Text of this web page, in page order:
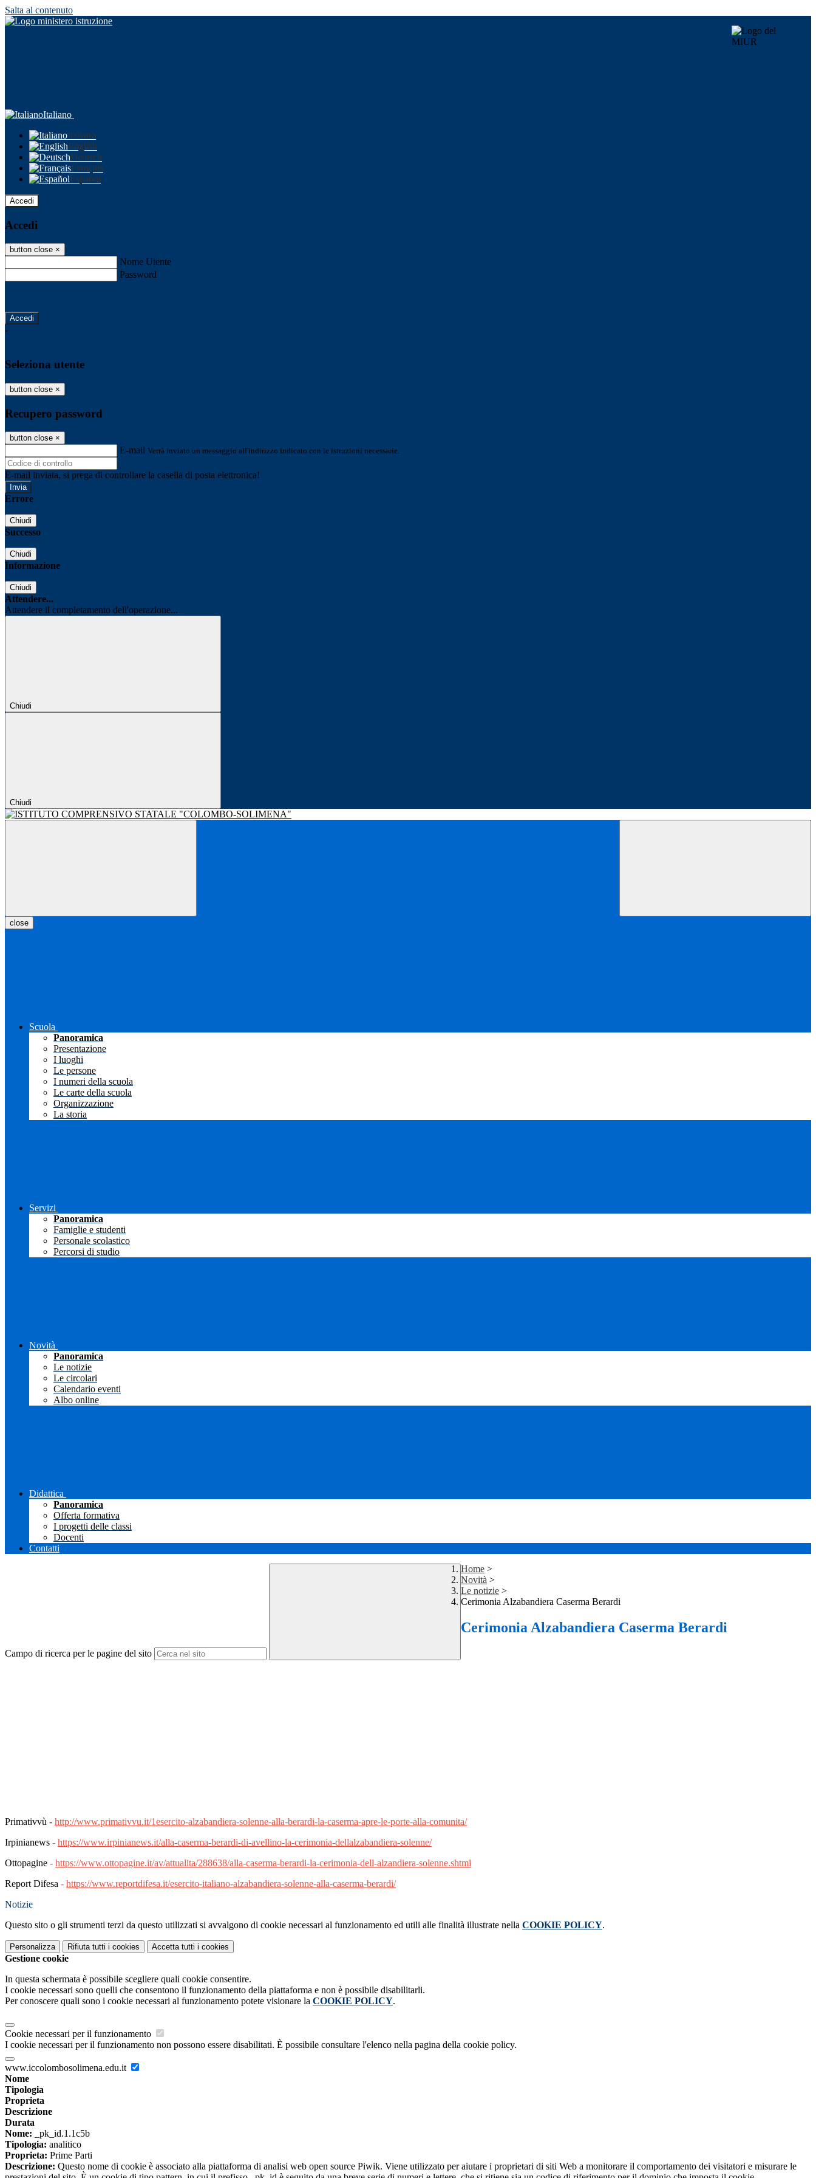
Salta al contenuto
Italiano
Italiano
English
Deutsch
Français
Español
Accedi
Accedi
button close ×
Nome Utente
Password
-
Seleziona utente
button close ×
Recupero password
button close ×
E-mail Verrà inviato un messaggio all'indirizzo indicato con le istruzioni necessarie.
E-mail inviata, si prega di controllare la casella di posta elettronica!
Errore
Chiudi
Successo
Chiudi
Informazione
Chiudi
Attendere...
Attendere il completamento dell'operazione...
Chiudi
Chiudi
close
Scuola
Panoramica
Presentazione
I luoghi
Le persone
I numeri della scuola
Le carte della scuola
Organizzazione
La storia
Servizi
Panoramica
Famiglie e studenti
Personale scolastico
Percorsi di studio
Novità
Panoramica
Le notizie
Le circolari
Calendario eventi
Albo online
Didattica
Panoramica
Offerta formativa
I progetti delle classi
Docenti
Contatti
Campo di ricerca per le pagine del sito
Home >
Novità >
Le notizie >
Cerimonia Alzabandiera Caserma Berardi
Cerimonia Alzabandiera Caserma Berardi
Primativvù - http://www.primativvu.it/1esercito-alzabandiera-solenne-alla-berardi-la-caserma-apre-le-porte-alla-comunita/
Irpinianews - https://www.irpinianews.it/alla-caserma-berardi-di-avellino-la-cerimonia-dellalzabandiera-solenne/
Ottopagine - https://www.ottopagine.it/av/attualita/288638/alla-caserma-berardi-la-cerimonia-dell-alzandiera-solenne.shtml
Report Difesa - https://www.reportdifesa.it/esercito-italiano-alzabandiera-solenne-alla-caserma-berardi/
Notizie
Questo sito o gli strumenti terzi da questo utilizzati si avvalgono di cookie necessari al funzionamento ed utili alle finalità illustrate nella COOKIE POLICY.
Personalizza Rifiuta tutti i cookies Accetta tutti i cookies
Gestione cookie
In questa schermata è possibile scegliere quali cookie consentire.
I cookie necessari sono quelli che consentono il funzionamento della piattaforma e non è possibile disabilitarli.
Per conoscere quali sono i cookie necessari al funzionamento potete visionare la COOKIE POLICY.
Cookie necessari per il funzionamento
I cookie necessari per il funzionamento non possono essere disabilitati. È possibile consultare l'elenco nella pagina della cookie policy.
www.iccolombosolimena.edu.it
Nome
Tipologia
Proprieta
Descrizione
Durata
Nome: _pk_id.1.1c5b
Tipologia: analitico
Proprieta: Prime Parti
Descrizione: Questo nome di cookie è associato alla piattaforma di analisi web open source Piwik. Viene utilizzato per aiutare i proprietari di siti Web a monitorare il comportamento dei visitatori e misurare le